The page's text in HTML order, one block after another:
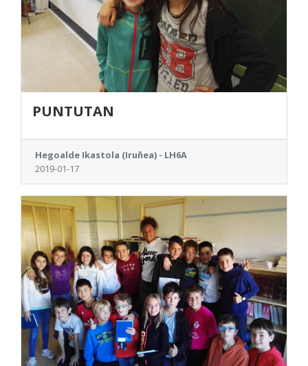
PUNTUTAN
Hegoalde Ikastola (Iruñea) - LH6A
2019-01-17